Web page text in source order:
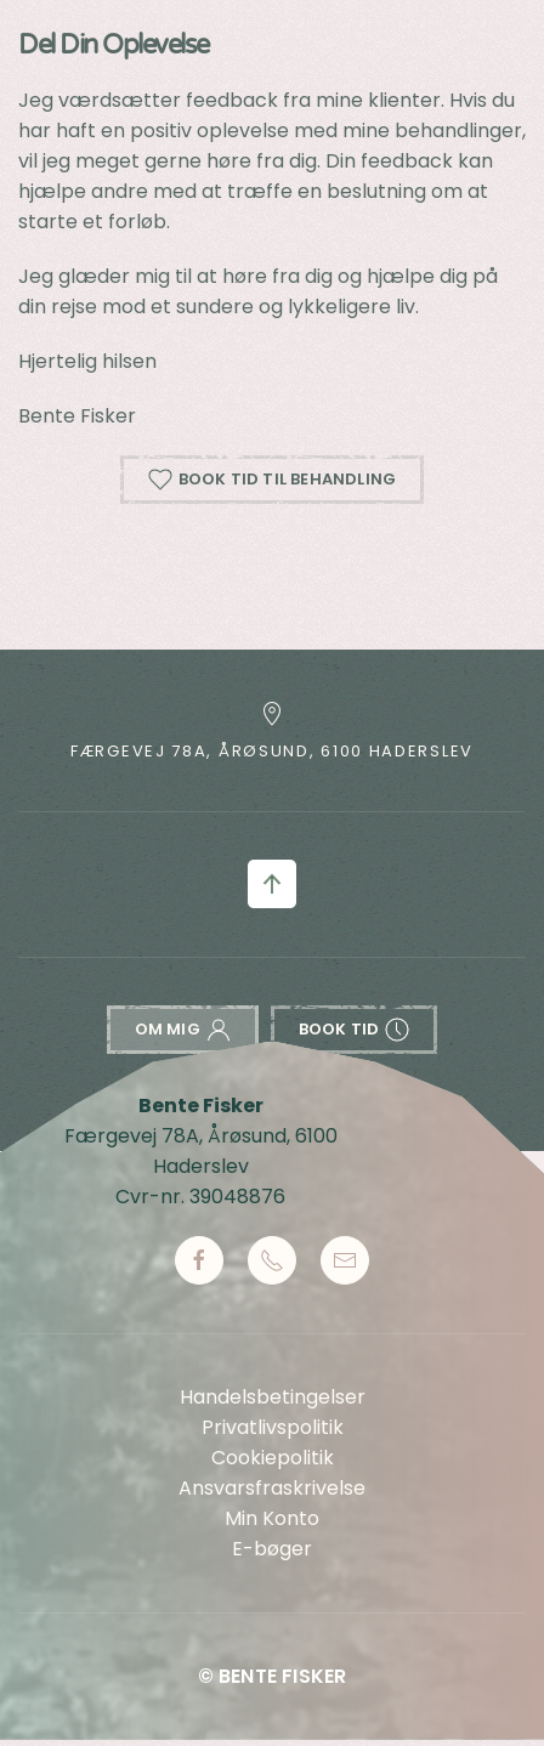
Del Din Oplevelse
Jeg værdsætter feedback fra mine klienter. Hvis du
har haft en positiv oplevelse med mine behandlinger,
vil jeg meget gerne høre fra dig. Din feedback kan
hjælpe andre med at træffe en beslutning om at
starte et forløb.
Jeg glæder mig til at høre fra dig og hjælpe dig på
din rejse mod et sundere og lykkeligere liv.
Hjertelig hilsen
Bente Fisker
BOOK TID TIL BEHANDLING
FÆRGEVEJ 78A, ÅRØSUND, 6100 HADERSLEV
OM MIG BOOK TID
Bente Fisker
Færgevej 78A, Årøsund, 6100
Haderslev
Cvr-nr. 39048876
Handelsbetingelser
Privatlivspolitik
Cookiepolitik
Ansvarsfraskrivelse
Min Konto
E-bøger
© BENTE FISKER